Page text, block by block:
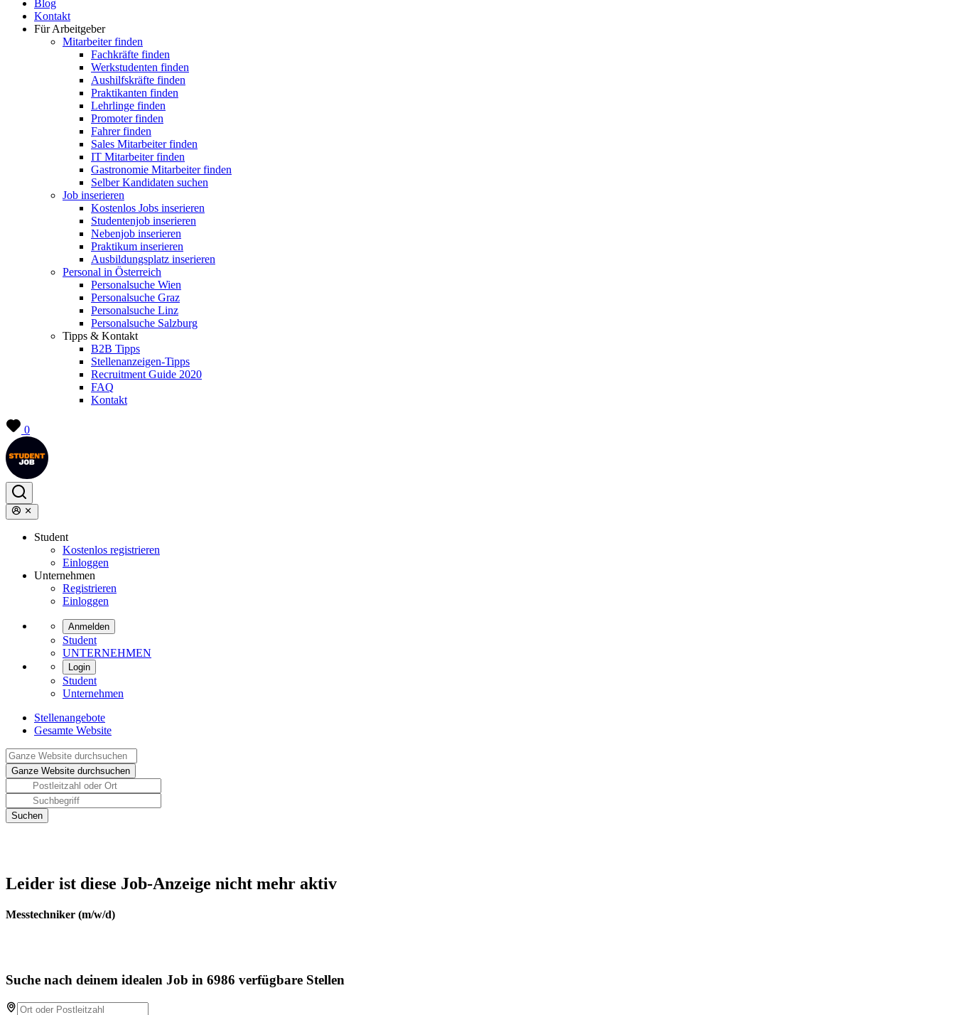
Blog
Kontakt
Für Arbeitgeber
Mitarbeiter finden
Fachkräfte finden
Werkstudenten finden
Aushilfskräfte finden
Praktikanten finden
Lehrlinge finden
Promoter finden
Fahrer finden
Sales Mitarbeiter finden
IT Mitarbeiter finden
Gastronomie Mitarbeiter finden
Selber Kandidaten suchen
Job inserieren
Kostenlos Jobs inserieren
Studentenjob inserieren
Nebenjob inserieren
Praktikum inserieren
Ausbildungsplatz inserieren
Personal in Österreich
Personalsuche Wien
Personalsuche Graz
Personalsuche Linz
Personalsuche Salzburg
Tipps & Kontakt
B2B Tipps
Stellenanzeigen-Tipps
Recruitment Guide 2020
FAQ
Kontakt
0
Student
Kostenlos registrieren
Einloggen
Unternehmen
Registrieren
Einloggen
Anmelden
Student
UNTERNEHMEN
Login
Student
Unternehmen
Stellenangebote
Gesamte Website
Leider ist diese Job-Anzeige nicht mehr aktiv
Messtechniker (m/w/d)
Suche nach deinem idealen Job in 6986 verfügbare Stellen